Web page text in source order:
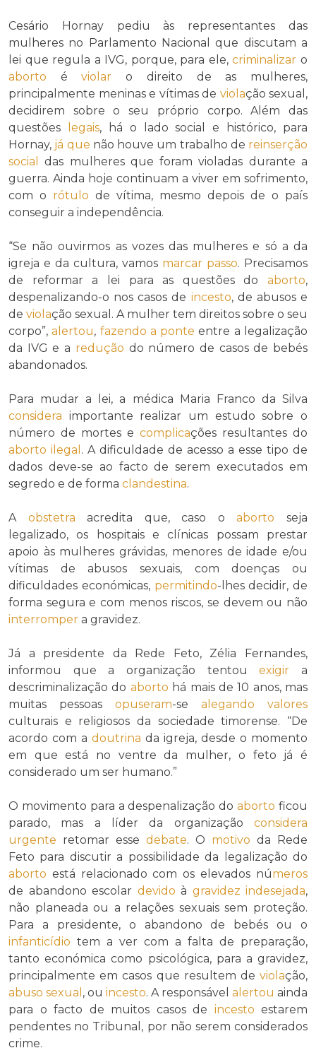
Cesário Hornay pediu às representantes das
mulheres no Parlamento Nacional que discutam a
lei que regula a IVG, porque, para ele,criminalizar o
aborto éviolar o direito de as mulheres,
principalmente meninas e vítimas de violação sexual,
decidirem sobre o seu próprio corpo. Além das
questões
legais, há o lado social e histórico, para
Hornay, já que não houve um trabalho de reinserção
social
das mulheres que foram violadas durante a
guerra. Ainda hoje continuam a viver em sofrimento,
com o rótulo de vítima, mesmo depois de o país
conseguir a independência.
“Se não ouvirmos as vozes das mulheres e só a da
igreja e da cultura, vamos marcar passo. Precisamos
de reformar a lei para as questões do aborto,
despenalizando-o nos casos de incesto, de abusos e
de violação sexual. A mulher tem direitos sobre o seu
corpo”,alertou, fazendo a ponte entre a legalização
da IVG e a redução do número de casos de bebés
abandonados.
Para mudar a lei, a médica Maria Franco da Silva
considera importante realizar um estudo sobre o
número de mortes e complicações resultantes do
aborto ilegal . A dificuldade de acesso a esse tipo de
dados deve-se ao facto de serem executados em
segredo e de forma clandestina.
A obstetra acredita que, caso oaborto seja
legalizado, os hospitais e clínicas possam prestar
apoio às mulheres grávidas, menores de idade e/ou
vítimas de abusos sexuais, com doenças ou
dificuldades económicas, permitindo-lhes decidir, de
forma segura e com menos riscos, se devem ou não
interromper a gravidez.
Já a presidente da Rede Feto, Zélia Fernandes,
informou que a organização tentouexigir a
descriminalização do aborto há mais de 10 anos, mas
muitas pessoas opuseram-se alegando
valores
culturais e religiosos da sociedade timorense. “De
acordo com a doutrina da igreja, desde o momento
em que está no ventre da mulher, o feto já é
considerado um ser humano.”
O movimento para a despenalização doaborto ficou
parado, mas a líder da organização considera
urgente retomar esse debate. O motivo da Rede
Feto para discutir a possibilidade da legalização do
aborto está relacionado com os elevados números
de abandono escolar devido à gravidez indesejada,
não planeada ou a relações sexuais sem proteção.
Para a presidente, o abandono de bebés ou o
infanticídio tem a ver com a falta de preparação,
tanto económica como psicológica, para a gravidez,
principalmente em casos que resultem de violação,
abuso sexual , ou incesto. A responsável alertou ainda
para o facto de muitos casos de incesto estarem
pendentes no Tribunal, por não serem considerados
crime.